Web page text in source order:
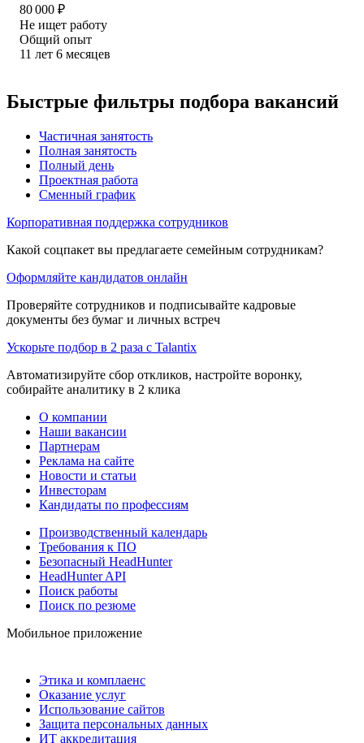
80 000 ₽
Не ищет работу
Общий опыт
11 лет 6 месяцев
Быстрые фильтры подбора вакансий
Частичная занятость
Полная занятость
Полный день
Проектная работа
Сменный график
Корпоративная поддержка сотрудников
Какой соцпакет вы предлагаете семейным сотрудникам?
Оформляйте кандидатов онлайн
Проверяйте сотрудников и подписывайте кадровые
документы без бумаг и личных встреч
Ускорьте подбор в 2 раза с Talantix
Автоматизируйте сбор откликов, настройте воронку,
собирайте аналитику в 2 клика
О компании
Наши вакансии
Партнерам
Реклама на сайте
Новости и статьи
Инвесторам
Кандидаты по профессиям
Производственный календарь
Требования к ПО
Безопасный HeadHunter
HeadHunter API
Поиск работы
Поиск по резюме
Мобильное приложение
Этика и комплаенс
Оказание услуг
Использование сайтов
Защита персональных данных
ИТ аккредитация